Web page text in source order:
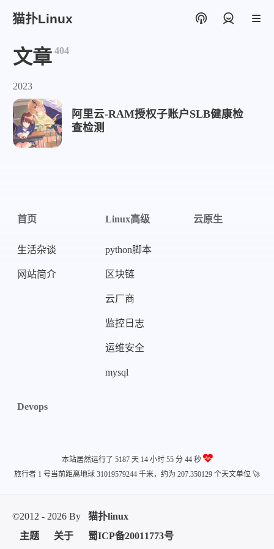
猫扑Linux
文章 404
2023
阿里云-RAM授权子账户SLB健康检
查检测
首页
生活杂谈
网站简介
Linux高级
python脚本
区块链
云厂商
监控日志
运维安全
mysql
云原生
Devops
本站居然运行了 5187 天14 小时 55 分 44 秒
旅行者 1 号当前距离地球 31019579244 千米，约为 207.350129 个天文单位 🚀
©2012 - 2026 By
猫扑linux
主题
关于 蜀ICP备20011773号